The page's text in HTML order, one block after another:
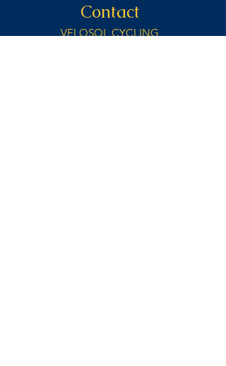
Contact
VELOSOL CYCLING